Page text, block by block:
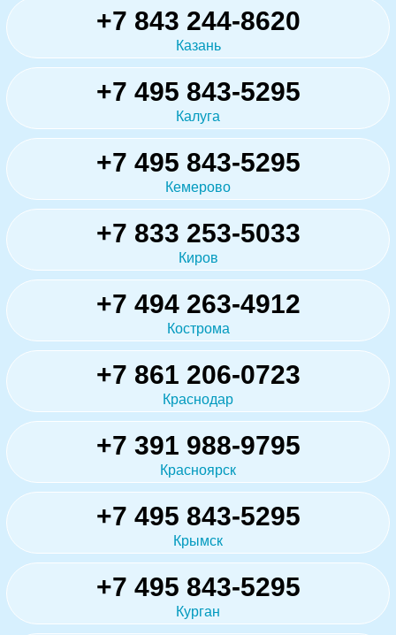
+7 843 244-8620
Казань
+7 495 843-5295
Калуга
+7 495 843-5295
Кемерово
+7 833 253-5033
Киров
+7 494 263-4912
Кострома
+7 861 206-0723
Краснодар
+7 391 988-9795
Красноярск
+7 495 843-5295
Крымск
+7 495 843-5295
Курган